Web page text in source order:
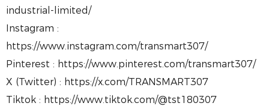
industrial-limited/
Instagram :
https://www.instagram.com/transmart307/
Pinterest : https://www.pinterest.com/transmart307/
X (Twitter) : https://x.com/TRANSMART307
Tiktok : https://www.tiktok.com/@tst180307